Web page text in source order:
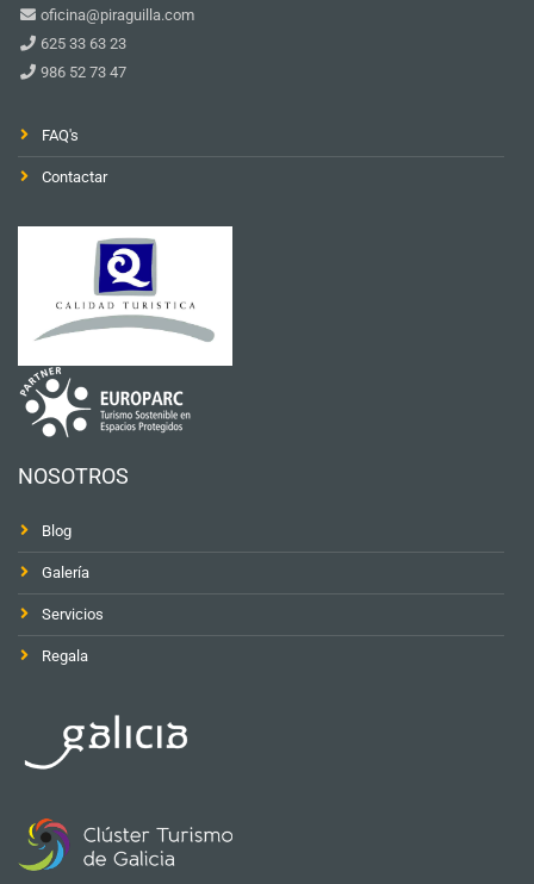
oficina@piraguilla.com
625 33 63 23
986 52 73 47
FAQ's
Contactar
NOSOTROS
Blog
Galería
Servicios
Regala